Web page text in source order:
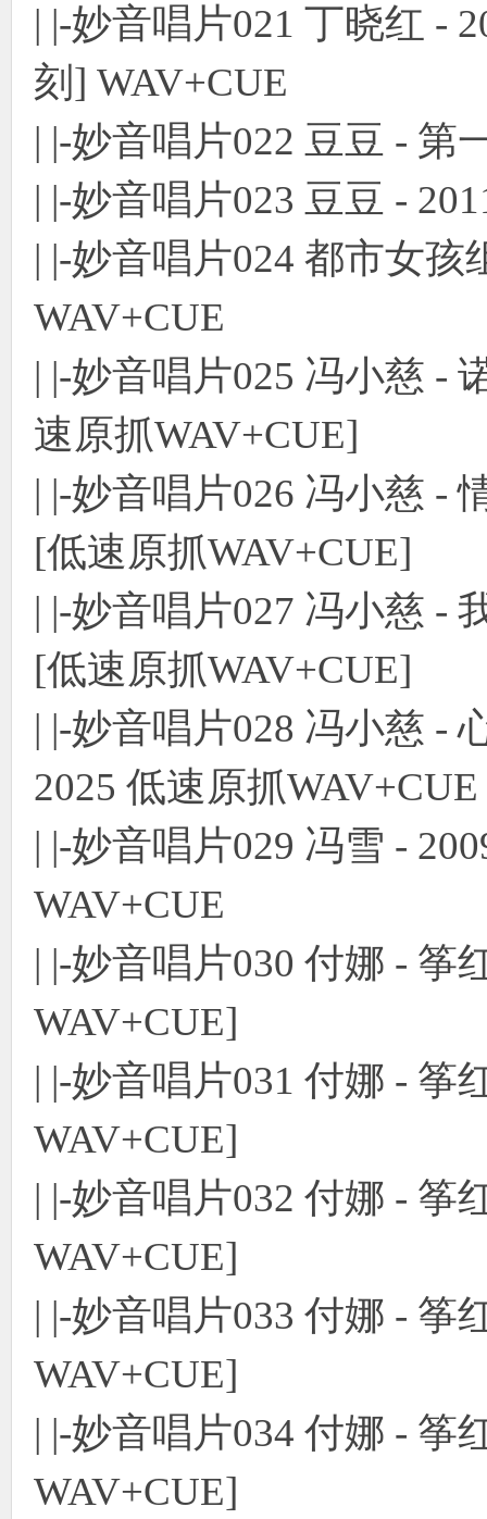
| |-妙音唱片021 丁晓红 -
刻] WAV+CUE
| |-妙音唱片022 豆豆 - 第
| |-妙音唱片023 豆豆 -
| |-妙音唱片024 都市女孩
WAV+CUE
| |-妙音唱片025 冯小慈 -
速原抓WAV+CUE]
| |-妙音唱片026 冯小慈 -
[低速原抓WAV+CUE]
| |-妙音唱片027 冯小慈 -
[低速原抓WAV+CUE]
| |-妙音唱片028 冯小慈 -
2025 低速原抓WAV+CUE
| |-妙音唱片029 冯雪 -
WAV+CUE
| |-妙音唱片030 付娜 - 筝
WAV+CUE]
| |-妙音唱片031 付娜 - 筝
WAV+CUE]
| |-妙音唱片032 付娜 - 筝
WAV+CUE]
| |-妙音唱片033 付娜 - 筝
WAV+CUE]
| |-妙音唱片034 付娜 - 筝
WAV+CUE]